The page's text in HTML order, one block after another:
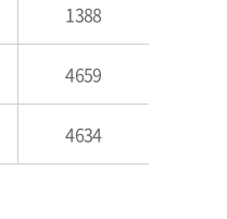
1388
4659
4634